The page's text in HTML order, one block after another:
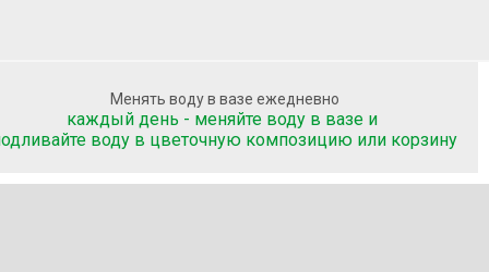
Менять воду в вазе ежедневно
каждый день - меняйте воду в вазе и
воду в цветочную композицию или корзину